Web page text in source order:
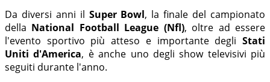
Da diversi anni il Super Bowl, la finale del campionato
della National Football League (Nfl), oltre ad essere
l'evento sportivo più atteso e importante degli Stati
Uniti d'America, è anche uno degli show televisivi più
seguiti durante l'anno.